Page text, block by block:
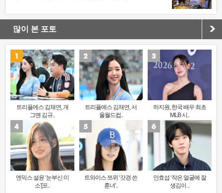
많이 본 포토
트리플에스 김채연, 개
그맨 김규..
트리플에스 김채연, 서
울월드컵..
하지원, 한국 배우 최초
MLB 시..
엔믹스 설윤 ‘눈부신 미
소’[포..
트와이스 쯔위 ‘갓경 쓴
훈녀’..
안효섭 ‘작은 얼굴에 잘
생김이 ..